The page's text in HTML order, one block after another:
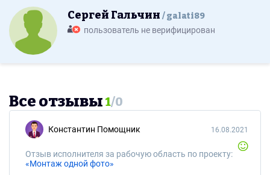
Сергей Гальчин galati89
пользователь не верифицирован
Все отзывы1/0
Константин Помощник
Отзыв исполнителя за рабочую область по проекту:
«Монтаж одной фото»
16.08.2021